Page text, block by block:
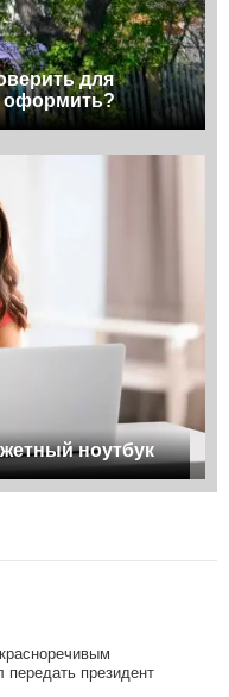
для
оформить?
ноутбук
передать президент